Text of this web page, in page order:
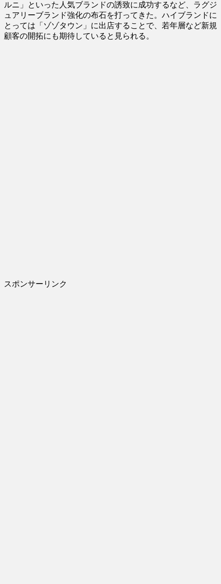
ルニ」といった人気ブランドの誘致に成功するなど、ラグジ
ュアリーブランド強化の布石を打ってきた。ハイブランドに
とっては「ゾゾタウン」に出店することで、若年層など新規
顧客の開拓にも期待していると見られる。
スポンサーリンク